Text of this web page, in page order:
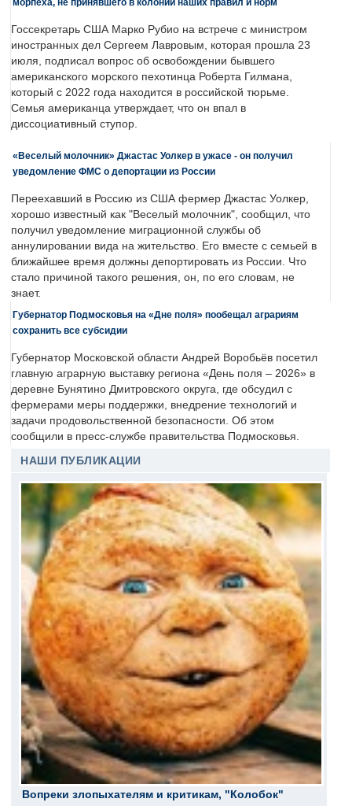
морпеха, не принявшего в колонии наших правил и норм
Госсекретарь США Марко Рубио на встрече с министром
иностранных дел Сергеем Лавровым, которая прошла 23
июля, подписал вопрос об освобождении бывшего
американского морского пехотинца Роберта Гилмана,
который с 2022 года находится в российской тюрьме.
Семья американца утверждает, что он впал в
диссоциативный ступор.
«Веселый молочник» Джастас Уолкер в ужасе - он получил
уведомление ФМС о депортации из России
Переехавший в Россию из США фермер Джастас Уолкер,
хорошо известный как "Веселый молочник", сообщил, что
получил уведомление миграционной службы об
аннулировании вида на жительство. Его вместе с семьей в
ближайшее время должны депортировать из России. Что
стало причиной такого решения, он, по его словам, не
знает.
Губернатор Подмосковья на «Дне поля» пообещал аграриям
сохранить все субсидии
Губернатор Московской области Андрей Воробьёв посетил
главную аграрную выставку региона «День поля – 2026» в
деревне Бунятино Дмитровского округа, где обсудил с
фермерами меры поддержки, внедрение технологий и
задачи продовольственной безопасности. Об этом
сообщили в пресс-службе правительства Подмосковья.
НАШИ ПУБЛИКАЦИИ
Вопреки злопыхателям и критикам, "Колобок"